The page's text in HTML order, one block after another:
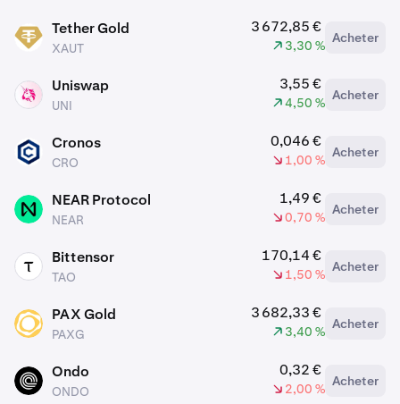
XAUT Tether Gold
XAUT
3 672,85 €
3,30 %
Acheter
UNI Uniswap
UNI
3,55 €
4,50 %
Acheter
CRO Cronos
CRO
0,046 €
1,00 %
Acheter
NEAR NEAR Protocol
NEAR
1,49 €
0,70 %
Acheter
TAO Bittensor
TAO
170,14 €
1,50 %
Acheter
PAXG PAX Gold
PAXG
3 682,33 €
3,40 %
Acheter
ONDO Ondo
ONDO
0,32 €
2,00 %
Acheter